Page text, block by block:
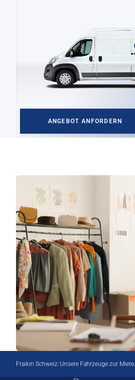
ANGEBOT ANFORDERN
Fraikin Schweiz Unsere Fahrzeuge zur Miete